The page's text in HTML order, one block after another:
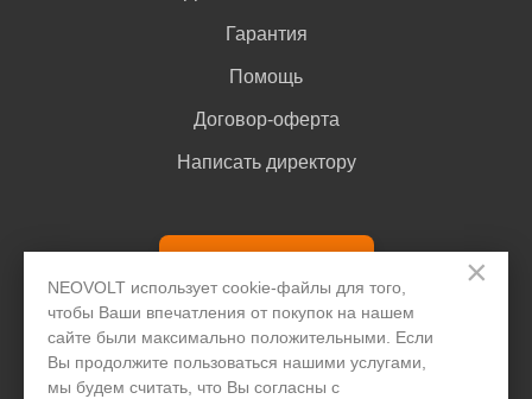
×
NEOVOLT использует cookie-файлы для того,
чтобы Ваши впечатления от покупок на нашем
сайте были максимально положительными. Если
Вы продолжите пользоваться нашими услугами,
мы будем считать, что Вы согласны с
Гарантия
Помощь
Договор-оферта
Написать директору
+7 495 646 1257
Только для юридических лиц